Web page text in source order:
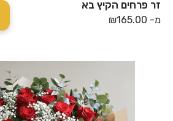
זר פרחים הקיץ בא
מ- ₪165.00